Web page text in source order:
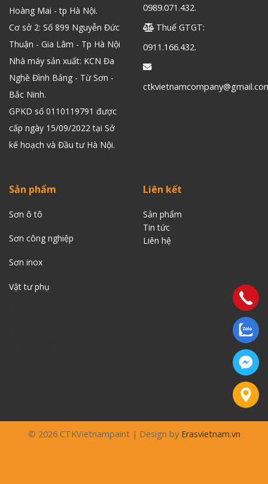
Hoàng Mai - tp Hà Nội.
Cơ sở 2: Số 899 Nguyễn Đức
Thuận - Gia Lâm - Tp Hà Nội
Nhà máy sản xuất: KCN Đa
Nghề Đình Bảng - Từ Sơn -
Bắc Ninh.
GPKD số 0110119791 được
cấp ngày 15/09/2022 tại Sở
kế hoạch và Đầu tư Hà Nội.
0989.071.432.
Thuế GTGT:
0911.166.432.
Sản phẩm
Sơn ô tô
Sơn công nghiệp
Sơn inox
Vật tư phụ
Liên kết
Sản phẩm
Tin tức
Liên hệ
© 2026 CTKVietnampaint | Design by Erasvietnam.vn